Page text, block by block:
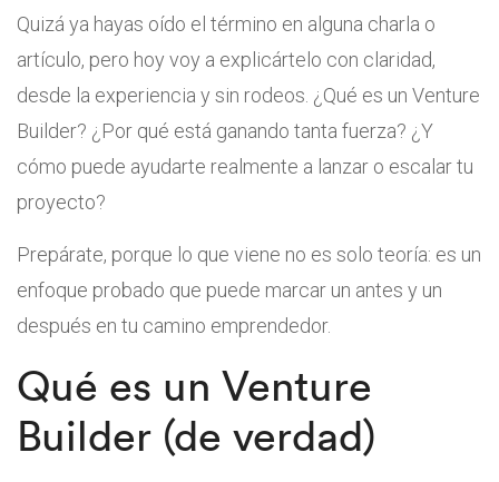
Quizá ya hayas oído el término en alguna charla o
artículo, pero hoy voy a explicártelo con claridad,
desde la experiencia y sin rodeos. ¿Qué es un Venture
Builder? ¿Por qué está ganando tanta fuerza? ¿Y
cómo puede ayudarte realmente a lanzar o escalar tu
proyecto?
Prepárate, porque lo que viene no es solo teoría: es un
enfoque probado que puede marcar un antes y un
después en tu camino emprendedor.
Qué es un Venture
Builder (de verdad)